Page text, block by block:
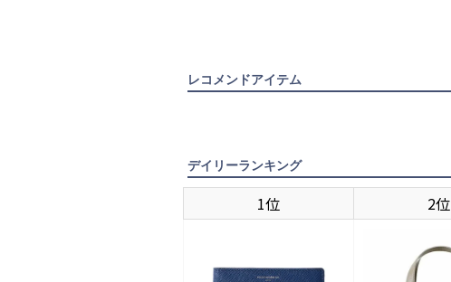
レコメンドアイテム
デイリーランキング
1位 2位